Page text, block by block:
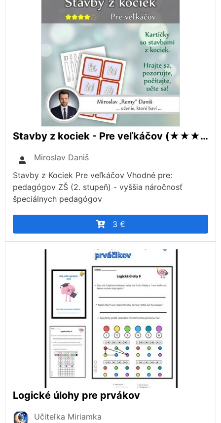
Stavby z kociek - Pre veľkáčov (★★★★☆)
Miroslav Daniš
Stavby z Kociek Pre veľkáčov Vhodné pre:
pedagógov ZŠ (2. stupeň) - vyššia náročnosť
špeciálnych pedagógov
3 €
Logické úlohy pre prvákov
Učiteľka Miriamka